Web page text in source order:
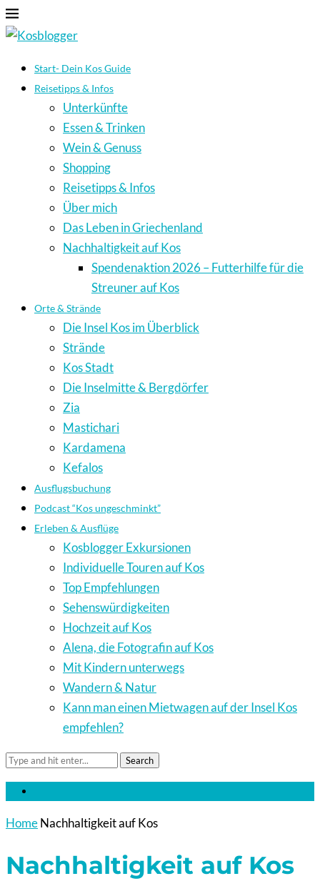
Start- Dein Kos Guide
Reisetipps & Infos
Unterkünfte
Essen & Trinken
Wein & Genuss
Shopping
Reisetipps & Infos
Über mich
Das Leben in Griechenland
Nachhaltigkeit auf Kos
Spendenaktion 2026 – Futterhilfe für die
Streuner auf Kos
Orte & Strände
Die Insel Kos im Überblick
Strände
Kos Stadt
Die Inselmitte & Bergdörfer
Zia
Mastichari
Kardamena
Kefalos
Ausflugsbuchung
Podcast “Kos ungeschminkt”
Erleben & Ausflüge
Kosblogger Exkursionen
Individuelle Touren auf Kos
Top Empfehlungen
Sehenswürdigkeiten
Hochzeit auf Kos
Alena, die Fotografin auf Kos
Mit Kindern unterwegs
Wandern & Natur
Kann man einen Mietwagen auf der Insel Kos
empfehlen?
Search
HomeNachhaltigkeit auf Kos
Nachhaltigkeit auf Kos